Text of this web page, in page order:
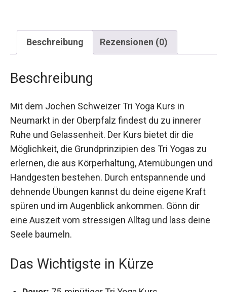
Rezensionen (0)
Beschreibung
Mit dem Jochen Schweizer Tri Yoga Kurs in
Neumarkt in der Oberpfalz findest du zu innerer
Ruhe und Gelassenheit. Der Kurs bietet dir die
Möglichkeit, die Grundprinzipien des Tri Yogas zu
erlernen, die aus Körperhaltung, Atemübungen
und Handgesten bestehen. Durch entspannende
und dehnende Übungen kannst du deine eigene
Kraft spüren und im Augenblick ankommen. Gönn
dir eine Auszeit vom stressigen Alltag und lass
Das Wichtigste in Kürze